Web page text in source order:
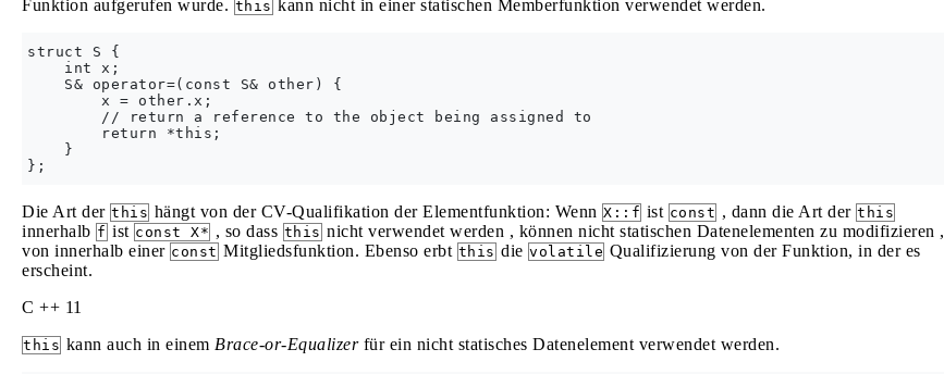
Funktion aufgerufen wurde. this kann nicht in einer statischen Memberfunktion verwendet werden.
struct S {
    int x;
    S& operator=(const S& other) {
        x = other.x;
        // return a reference to the object being assigned to
        return *this;
    }
Die Art der this hängt von der CV-Qualifikation der Elementfunktion: Wenn X::f ist const , dann die Art der this
innerhalb f ist const X* , so dass this nicht verwendet werden , können nicht statischen Datenelementen zu modifizieren ,
von innerhalb einer const Mitgliedsfunktion. Ebenso erbt this die volatile Qualifizierung von der Funktion, in der es
erscheint.
C ++ 11
this kann auch in einem Brace-or-Equalizerfür ein nicht statisches Datenelement verwendet werden.